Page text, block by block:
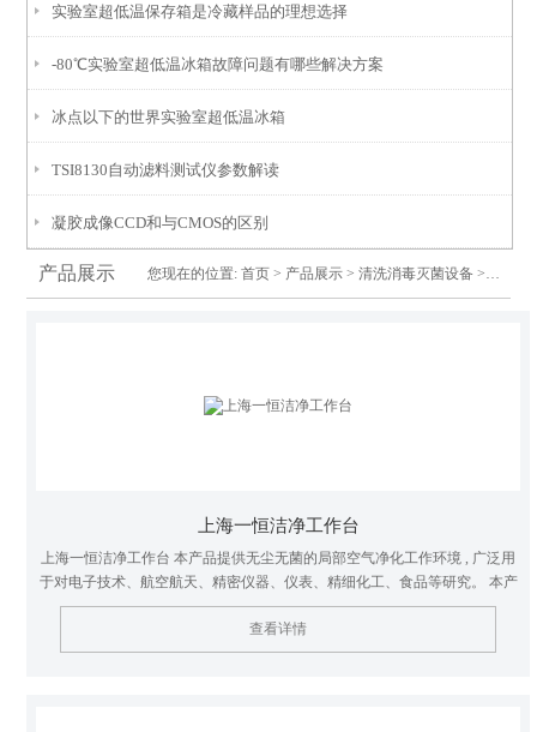
实验室超低温保存箱是冷藏样品的理想选择
-80℃实验室超低温冰箱故障问题有哪些解决方案
冰点以下的世界实验室超低温冰箱
TSI8130自动滤料测试仪参数解读
凝胶成像CCD和与CMOS的区别
产品展示 您现在的位置:首页 > 产品展示 >清洗消毒灭菌设备 >净化工作台
上海一恒洁净工作台
上海一恒洁净工作台 本产品提供无尘无菌的局部空气净化工作环境 , 广泛用
于对电子技术、航空航天、精密仪器、仪表、精细化工、食品等研究。 本产
品采用了可调风量的风机系统，通过调节风机的工况，使工作区中的平均风
速保持在额定的范围内，有效的延长了高效过滤器的使用寿命。
查看详情